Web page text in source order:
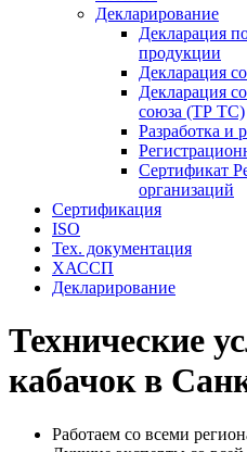
Декларирование
Декларация
продукции
Декларация
Декларация
союза (ТР ТС)
Разработка и
Сертификат
организаций
Сертификация
ISO
Тех. документация
ХАССП
Декларирование
Технические
кабачок в
Работаем со всеми